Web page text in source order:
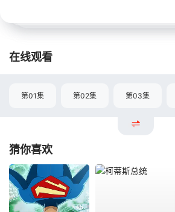
在线观看
第01集 第02集 第03集
猜你喜欢